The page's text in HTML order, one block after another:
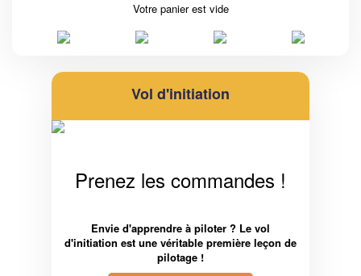
Votre panier est vide
Vol d'initiation
Prenez les commandes !
Envie d'apprendre à piloter ? Le vol
d'initiation est une véritable première leçon de
pilotage !